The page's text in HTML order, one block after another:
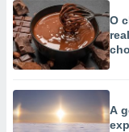
O
A